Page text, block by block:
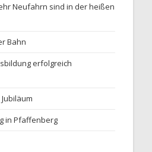
Neufahrn sind in der heißen
Bahn
erfolgreich
in Pfaffenberg